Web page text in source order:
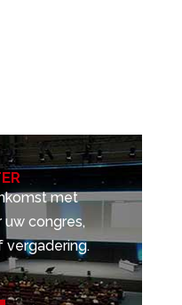
met
uw congres,